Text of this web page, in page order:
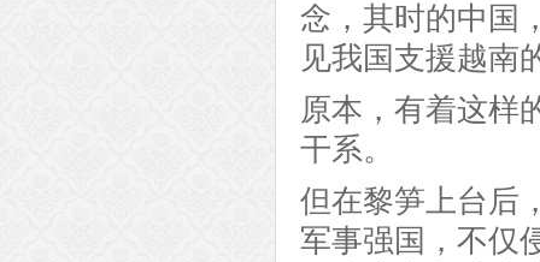
念，其时的中国
见我国支援越南
原本，有着这样
干系。
但在黎笋上台后
军事强国，不仅